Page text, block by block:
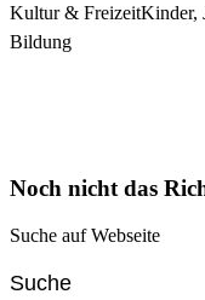
Kultur & FreizeitKinder,
Bildung
Noch nicht das
Suche auf Webseite